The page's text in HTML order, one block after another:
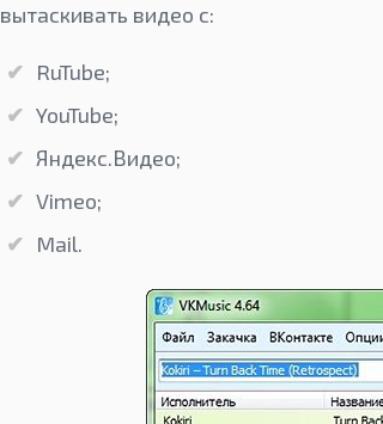
вытаскивать видео с:
RuTube;
YouTube;
Яндекс.Видео;
Vimeo;
Mail.